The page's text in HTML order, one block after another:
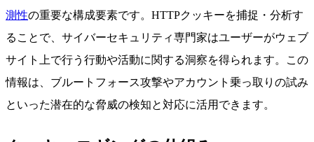
測性の重要な構成要素です。HTTPクッキーを捕捉・分析す
ることで、サイバーセキュリティ専門家はユーザーがウェブ
サイト上で行う行動や活動に関する洞察を得られます。この
情報は、ブルートフォース攻撃やアカウント乗っ取りの試み
といった潜在的な脅威の検知と対応に活用できます。